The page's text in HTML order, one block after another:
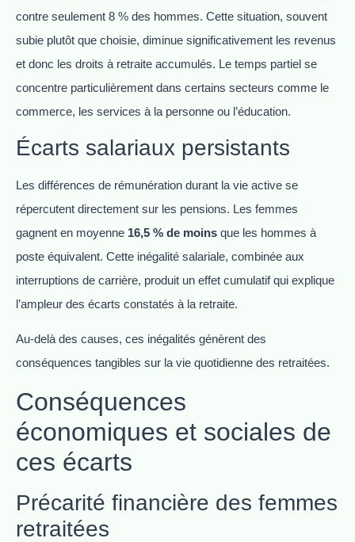
contre seulement 8 % des hommes. Cette situation, souvent
subie plutôt que choisie, diminue significativement les revenus
et donc les droits à retraite accumulés. Le temps partiel se
concentre particulièrement dans certains secteurs comme le
commerce, les services à la personne ou l’éducation.
Écarts salariaux persistants
Les différences de rémunération durant la vie active se
répercutent directement sur les pensions. Les femmes
gagnent en moyenne 16,5 % de moins que les hommes à
poste équivalent. Cette inégalité salariale, combinée aux
interruptions de carrière, produit un effet cumulatif qui explique
l’ampleur des écarts constatés à la retraite.
Au-delà des causes, ces inégalités génèrent des
conséquences tangibles sur la vie quotidienne des retraitées.
Conséquences
économiques et sociales de
ces écarts
Précarité financière des femmes
retraitées